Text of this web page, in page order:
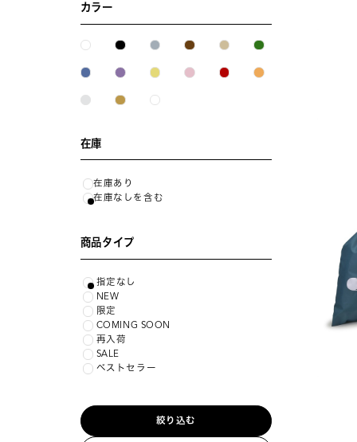
カラー
在庫
在庫あり
在庫なしを含む
商品タイプ
指定なし
NEW
限定
COMING SOON
再入荷
SALE
ベストセラー
絞り込む